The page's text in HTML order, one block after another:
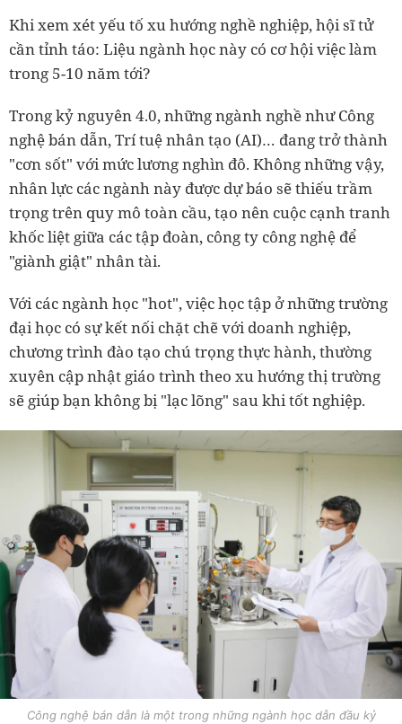
Khi xem xét yếu tố xu hướng nghề nghiệp, hội sĩ tử
cần tỉnh táo: Liệu ngành học này có cơ hội việc làm
trong 5-10 năm tới?
Trong kỷ nguyên 4.0, những ngành nghề như Công
nghệ bán dẫn, Trí tuệ nhân tạo (AI)… đang trở thành
"cơn sốt" với mức lương nghìn đô. Không những vậy,
nhân lực các ngành này được dự báo sẽ thiếu trầm
trọng trên quy mô toàn cầu, tạo nên cuộc cạnh tranh
khốc liệt giữa các tập đoàn, công ty công nghệ để
"giành giật" nhân tài.
Với các ngành học "hot", việc học tập ở những trường
đại học có sự kết nối chặt chẽ với doanh nghiệp,
chương trình đào tạo chú trọng thực hành, thường
xuyên cập nhật giáo trình theo xu hướng thị trường
sẽ giúp bạn không bị "lạc lõng" sau khi tốt nghiệp.
Công nghệ bán dẫn là một trong những ngành học dẫn đầu kỷ